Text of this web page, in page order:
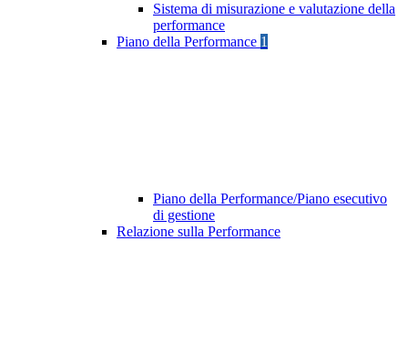
Sistema di misurazione e valutazione della
performance
Piano della Performance 1
Piano della Performance/Piano esecutivo
di gestione
Relazione sulla Performance